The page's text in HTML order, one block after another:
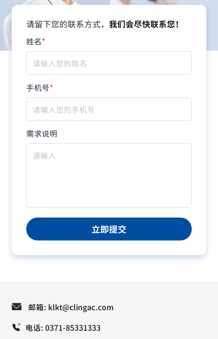
请留下您的联系方式， 我们会尽快联系您！
姓名*
手机号*
需求说明
立即提交
邮箱: klkt@clingac.com
电话: 0371-85331333